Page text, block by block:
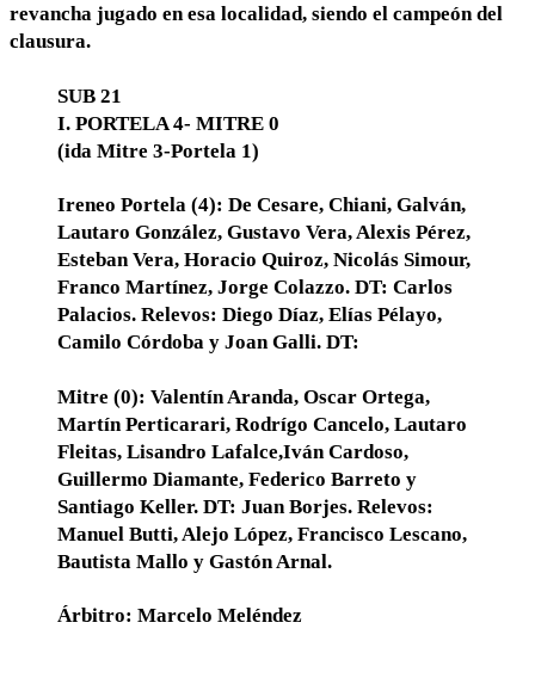
revancha jugado en esa localidad, siendo el campeón del
clausura.
SUB 21
I. PORTELA 4- MITRE 0
(ida Mitre 3-Portela 1)
Ireneo Portela (4): De Cesare, Chiani, Galván,
Lautaro González, Gustavo Vera, Alexis Pérez,
Esteban Vera, Horacio Quiroz, Nicolás Simour,
Franco Martínez, Jorge Colazzo. DT: Carlos
Palacios. Relevos: Diego Díaz, Elías Pélayo,
Camilo Córdoba y Joan Galli. DT:
Mitre (0): Valentín Aranda, Oscar Ortega,
Martín Perticarari, Rodrígo Cancelo, Lautaro
Fleitas, Lisandro Lafalce,Iván Cardoso,
Guillermo Diamante, Federico Barreto y
Santiago Keller. DT: Juan Borjes. Relevos:
Manuel Butti, Alejo López, Francisco Lescano,
Bautista Mallo y Gastón Arnal.
Árbitro: Marcelo Meléndez